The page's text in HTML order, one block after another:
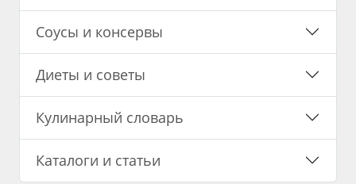
Соусы и консервы
Диеты и советы
Кулинарный словарь
Каталоги и статьи